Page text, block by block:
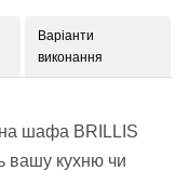
Варіанти
виконання
шафа BRILLIS
вашу кухню чи